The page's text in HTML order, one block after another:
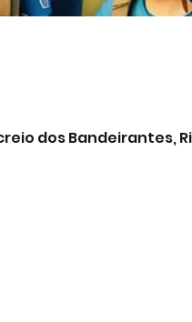
dos Bandeirantes,